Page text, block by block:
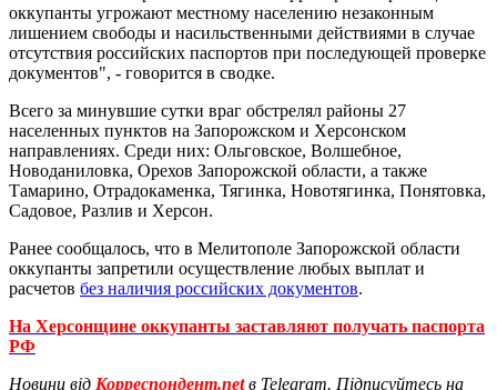
оккупанты угрожают местному населению незаконным
лишением свободы и насильственными действиями в случае
отсутствия российских паспортов при последующей проверке
документов", - говорится в сводке.
Всего за минувшие сутки враг обстрелял районы 27
населенных пунктов на Запорожском и Херсонском
направлениях. Среди них: Ольговское, Волшебное,
Новоданиловка, Орехов Запорожской области, а также
Тамарино, Отрадокаменка, Тягинка, Новотягинка, Понятовка,
Садовое, Разлив и Херсон.
Ранее сообщалось, что в Мелитополе Запорожской области
оккупанты запретили осуществление любых выплат и
расчетов без наличия российских документов.
На Херсонщине оккупанты заставляют получать паспорта
РФ
Новини від Корреспондент.netв Telegram. Підписуйтесь на